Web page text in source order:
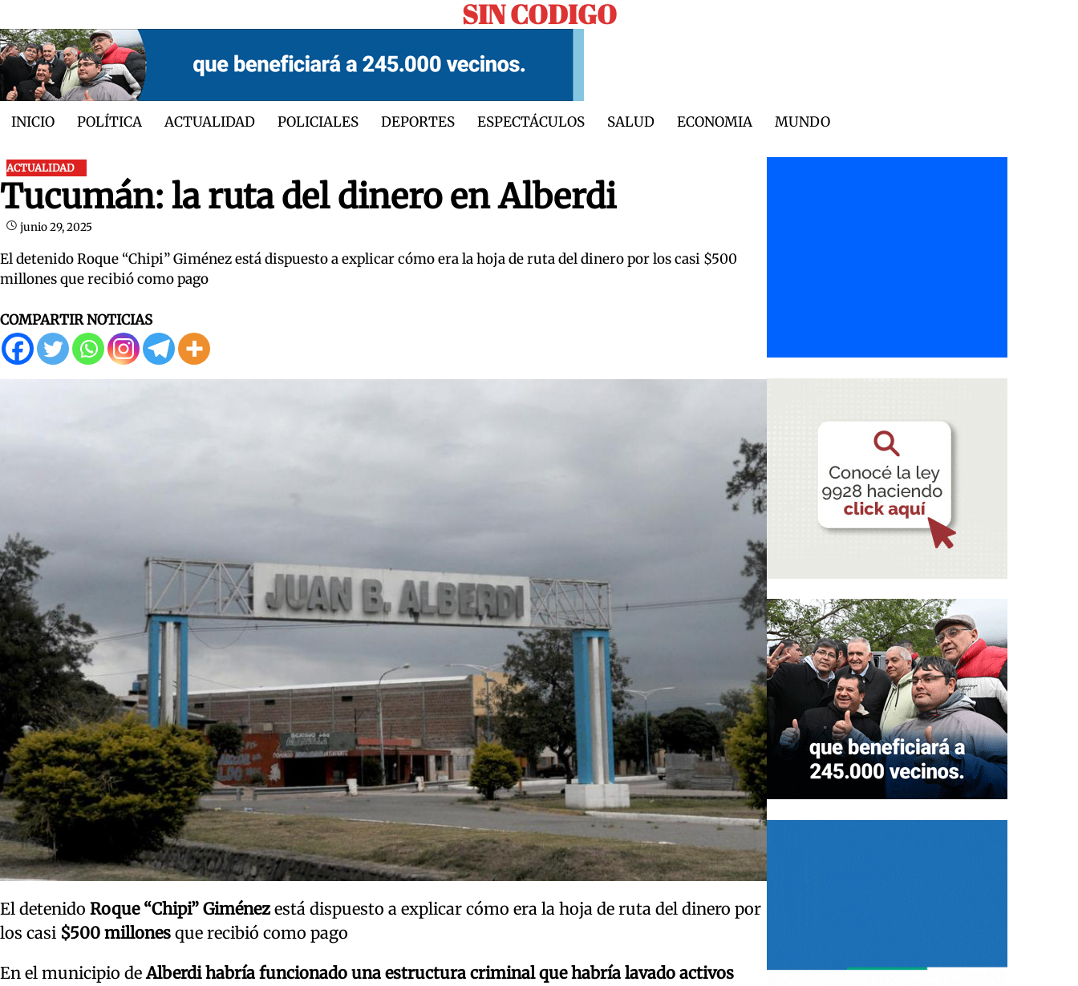
to
content
SIN CODIGO
INICIO POLÍTICA ACTUALIDAD POLICIALES DEPORTES ESPECTÁCULOS SALUD ECONOMIA MUNDO
ACTUALIDAD
Tucumán: la ruta del dinero en Alberdi
junio 29, 2025
El detenido Roque “Chipi” Giménez está dispuesto a explicar cómo era la hoja de ruta del dinero por los casi $500
millones que recibió como pago
COMPARTIR NOTICIAS
El detenido Roque “Chipi” Giménezestá dispuesto a explicar cómo era la hoja de ruta del dinero por
los casi $500 millones que recibió como pago
En el municipio deAlberdi habría funcionado una estructura criminal que habría lavado activos